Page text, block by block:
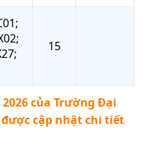
15
của Trường Đại
được cập nhật chi tiết